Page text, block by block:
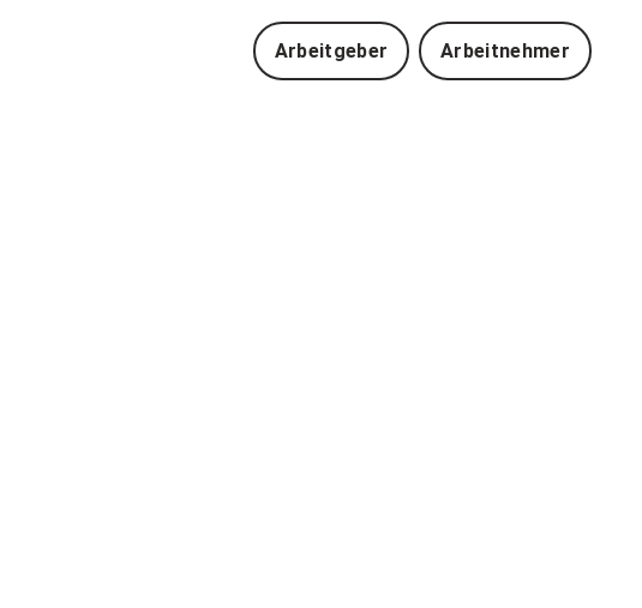
Arbeitgeber Arbeitnehmer